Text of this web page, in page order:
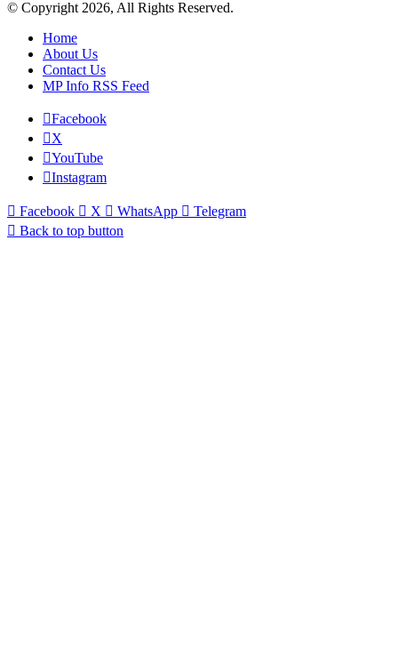
© Copyright 2026, All Rights Reserved.
Home
About Us
Contact Us
MP Info RSS Feed
Facebook
X
YouTube
Instagram
Facebook X WhatsApp
Telegram
Back to top button